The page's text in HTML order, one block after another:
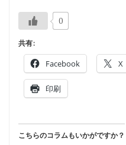
0
共有:
Facebook X
印刷
こちらのコラムもいかがですか？